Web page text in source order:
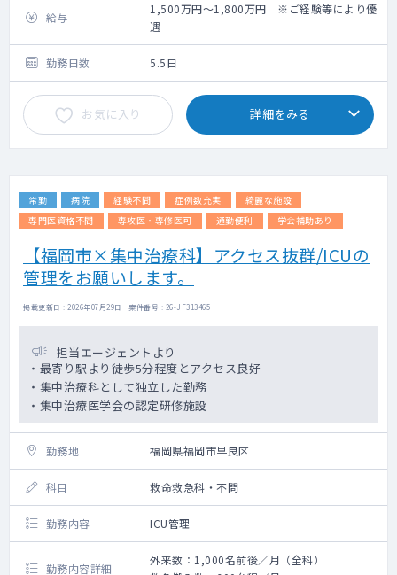
給与
1,500万円～1,800万円 ※ご経験等により優
遇
勤務日数 5.5日
お気に入り 詳細をみる
常勤 病院 経験不問 症例数充実
綺麗な施設
専門医資格不問
専攻医・専修医可 通勤便利 学会補助あり
【福岡市×集中治療科】アクセス抜群/ICUの
管理をお願いします。
掲載更新日 : 2026年07月29日 案件番号 : 26-JF313465
担当エージェントより
・最寄り駅より徒歩5分程度とアクセス良好
・集中治療科として独立した勤務
・集中治療医学会の認定研修施設
勤務地 福岡県福岡市早良区
科目 救命救急科・不問
勤務内容 ICU管理
勤務内容詳細
外来数：1,000名前後／月（全科）